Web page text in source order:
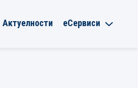
Актуелности еСервиси